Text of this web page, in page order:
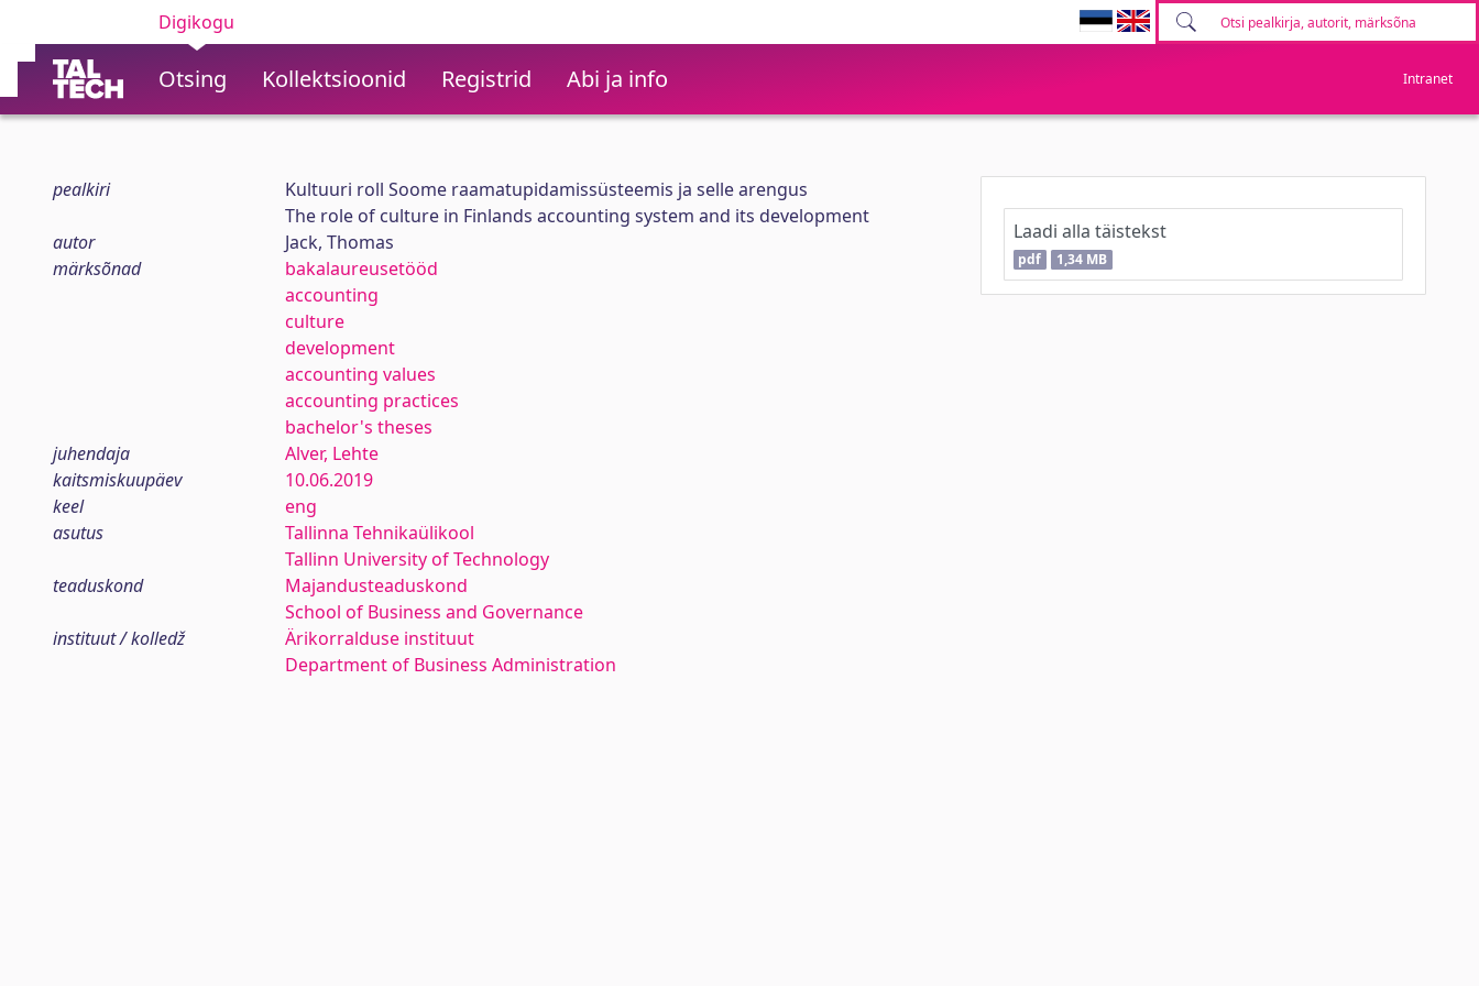
Digikogu
Otsing Kollektsioonid Registrid Abi ja info Intranet
pealkiri
Kultuuri roll Soome raamatupidamissüsteemis ja selle arengus
The role of culture in Finlands accounting system and its development
autor
Jack, Thomas
märksõnad
bakalaureusetööd
accounting
culture
development
accounting values
accounting practices
bachelor's theses
juhendaja
Alver, Lehte
kaitsmiskuupäev
10.06.2019
keel
eng
asutus
Tallinna Tehnikaülikool
Tallinn University of Technology
teaduskond
Majandusteaduskond
School of Business and Governance
instituut / kolledž
Ärikorralduse instituut
Department of Business Administration
Laadi alla täistekst
pdf 1,34 MB